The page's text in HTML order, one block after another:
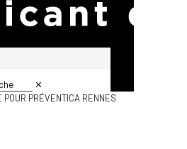
✕
POUR PRÉVENTICA RENNES